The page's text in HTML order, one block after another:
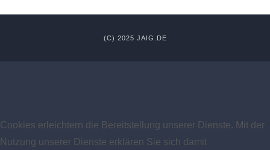
(C) 2025 JAIG.DE
Cookies erleichtern die Bereitstellung unserer Dienste. Mit der
Nutzung unserer Dienste erklären Sie sich damit